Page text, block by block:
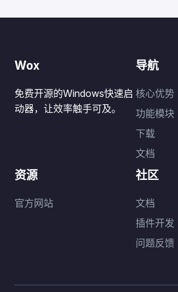
Wox
免费开源的Windows快速启
动器，让效率触手可及。
导航
核心优势
功能模块
下载
文档
资源
官方网站
社区
文档
插件开发
问题反馈